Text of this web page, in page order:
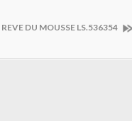
REVE DU MOUSSE LS.536354